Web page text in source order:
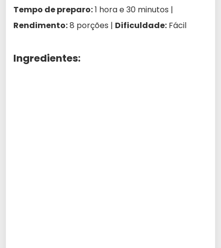
Tempo de preparo:1 hora e 30 minutos |
Rendimento:8 porções | Dificuldade: Fácil
Ingredientes: